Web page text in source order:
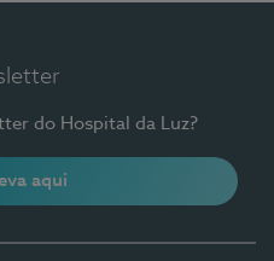
do Hospital da Luz?
aqui